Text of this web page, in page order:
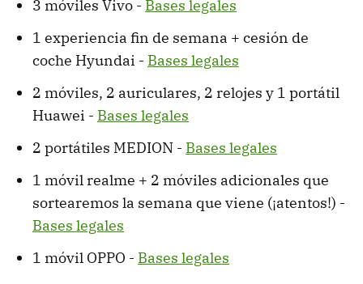
3 móviles Vivo - Bases legales
1 experiencia fin de semana + cesión de
coche Hyundai - Bases legales
2 móviles, 2 auriculares, 2 relojes y 1 portátil
Huawei - Bases legales
2 portátiles MEDION - Bases legales
1 móvil realme + 2 móviles adicionales que
sortearemos la semana que viene (¡atentos!) -
Bases legales
1 móvil OPPO - Bases legales